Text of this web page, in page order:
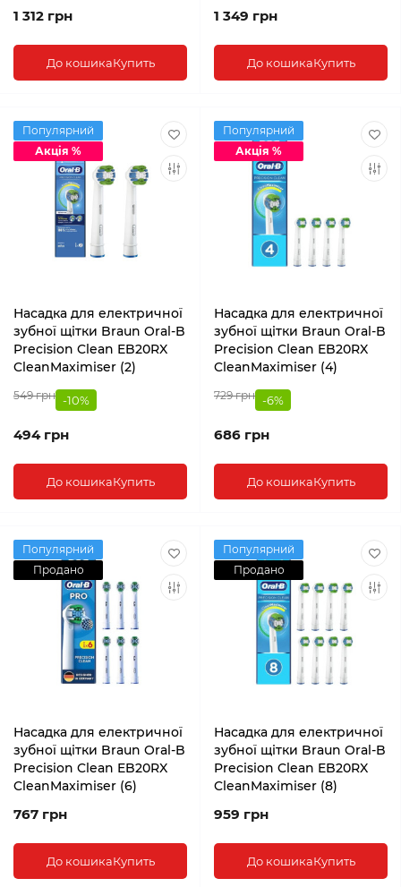
1 312 грн
До кошикаКупить
1 349 грн
До кошикаКупить
Популярний
Акція %
Насадка для електричної
зубної щітки Braun Oral-B
Precision Clean EB20RX
CleanMaximiser (2)
549 грн -10%
494 грн
До кошикаКупить
Популярний
Акція %
Насадка для електричної
зубної щітки Braun Oral-B
Precision Clean EB20RX
CleanMaximiser (4)
729 грн -6%
686 грн
До кошикаКупить
Популярний
Продано
Насадка для електричної
зубної щітки Braun Oral-B
Precision Clean EB20RX
CleanMaximiser (6)
767 грн
До кошикаКупить
Популярний
Продано
Насадка для електричної
зубної щітки Braun Oral-B
Precision Clean EB20RX
CleanMaximiser (8)
959 грн
До кошикаКупить